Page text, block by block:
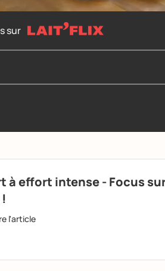
sur
à effort intense - Focus
l'article